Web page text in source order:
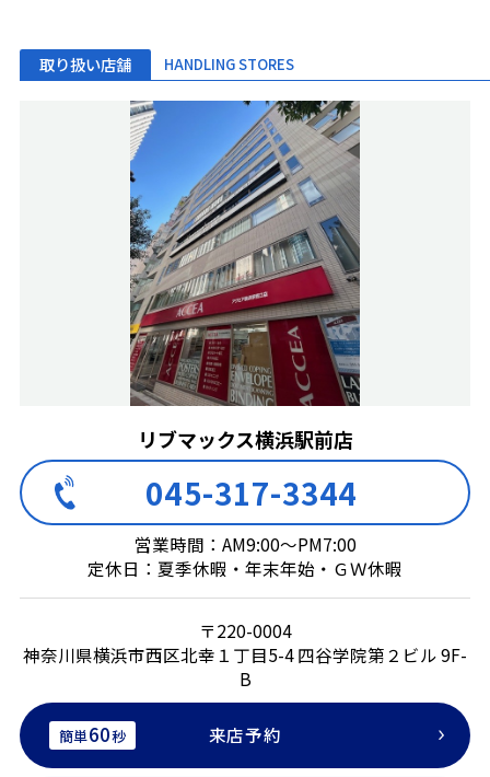
取り扱い店舗 HANDLING STORES
リブマックス横浜駅前店
045-317-3344
営業時間：AM9:00～PM7:00
定休日：夏季休暇・年末年始・ＧＷ休暇
〒220-0004
神奈川県横浜市西区北幸１丁目5-4 四谷学院第２ビル 9F-
B
簡単60秒 来店予約